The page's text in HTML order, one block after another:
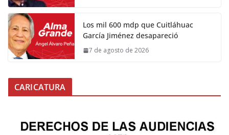
Los mil 600 mdp que Cuitláhuac
García Jiménez desapareció
7 de agosto de 2026
CARICATURA